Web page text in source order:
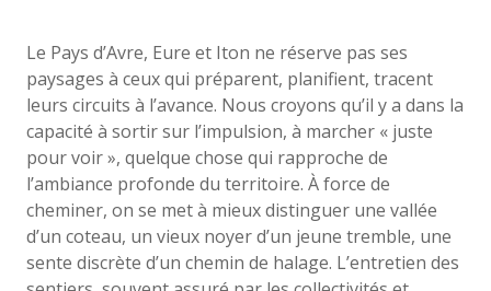
Le Pays d’Avre, Eure et Iton ne réserve pas ses
paysages à ceux qui préparent, planifient, tracent
leurs circuits à l’avance. Nous croyons qu’il y a dans la
capacité à sortir sur l’impulsion, à marcher « juste
pour voir », quelque chose qui rapproche de
l’ambiance profonde du territoire. À force de
cheminer, on se met à mieux distinguer une vallée
d’un coteau, un vieux noyer d’un jeune tremble, une
sente discrète d’un chemin de halage. L’entretien des